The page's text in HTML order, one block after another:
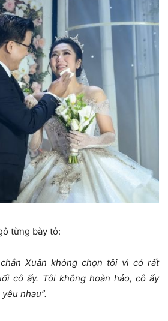
từng bày tỏ:
Xuân không chọn tôi vì có rất
cô ấy. Tôi không hoàn hảo, cô ấy
nhau”.